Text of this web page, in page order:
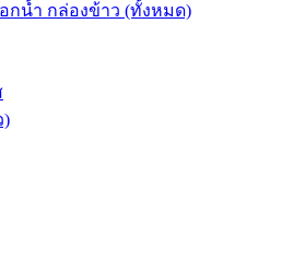
กน้ำ กล่องข้าว (ทั้งหมด)
)